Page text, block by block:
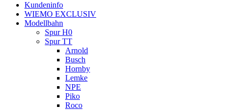
Kundeninfo
WIEMO EXCLUSIV
Modellbahn
Spur H0
Spur TT
Arnold
Busch
Hornby
Lemke
NPE
Piko
Roco